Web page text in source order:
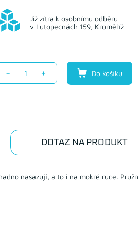
Již zítra k osobnímu odběru
v Lutopecnách 159, Kroměříž
- + Do košíku
DOTAZ NA PRODUKT
nasazují, a to i na mokré ruce.